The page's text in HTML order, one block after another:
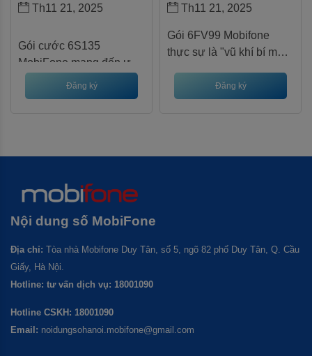
12E500 gửi 9199 ngay
siêu hot!
không còn lo lắng về việc
hết dung lượng giữa
chừng. Giá chỉ 3.000.000
VNĐ cho nửa năm sử
dụng, đây là cơ hội vàng
để nâng cấp trải nghiệm
Th11 21, 2025
Gói cước 6S135
MobiFone mang đến ưu
đãi khủng với 180GB
data tốc độ cao mỗi
Đăng ký
Th11 21, 2025
Gói 6FV99 Mobifone
thực sự là "vũ khí bí mật"
hóa chi phí data mà vẫn
tận hưởng đầy đủ tiện ích
Đăng ký
Nội dung số MobiFone
Địa chỉ: Tòa nhà Mobifone Duy Tân, số 5, ngõ 82 phố Duy Tân, Q. Cầu
Giấy, Hà Nội.
Hotline: tư vấn dịch vụ: 18001090
Hotline CSKH: 18001090
Email: noidungsohanoi.mobifone@gmail.com